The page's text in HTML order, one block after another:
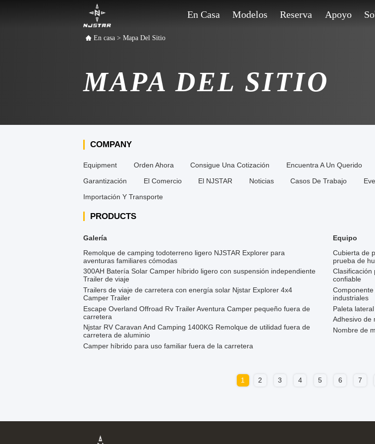
En Casa Modelos Reserva Apoyo
En casa > Mapa Del Sitio
MAPA DEL SITIO
COMPANY
Equipment Orden Ahora Consigue Una Cotización Encuentra A Un Querido
Garantización
El Comercio El NJSTAR Noticias Casos De Trabajo
Importación Y Transporte
PRODUCTS
Galería
Remolque de camping todoterreno ligero NJSTAR Explorer para
aventuras familiares cómodas
300AH Batería Solar Camper híbrido ligero con suspensión independiente
Trailer de viaje
Trailers de viaje de carretera con energía solar Njstar Explorer 4x4
Camper Trailer
Escape Overland Offroad Rv Trailer Aventura Camper pequeño fuera de
carretera
Njstar RV Caravan And Camping 1400KG Remolque de utilidad fuera de
carretera de aluminio
Camper híbrido para uso familiar fuera de la carretera
Equipo
Cubierta de
prueba de
Clasificación
confiable
industriales
Paleta
Adhesivo de
Nombre de
1 2 3 4 5 6 7